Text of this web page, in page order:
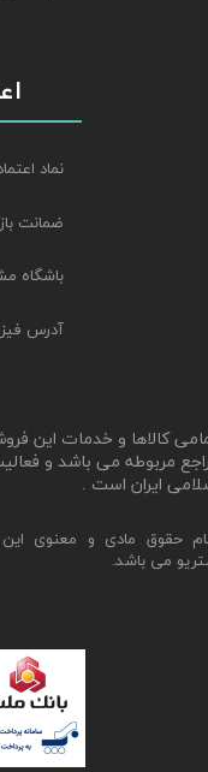
حقوق مادی و معنوی
می باشد.
نماد
ضمانت
باشگاه
آدرس
کالاها و خدمات این
مربوطه می باشد و
ایران است .